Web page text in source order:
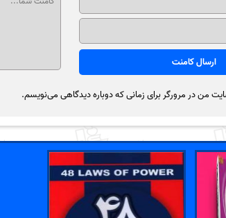
من در مرورگر برای زمانی که دوباره دیدگاهی می‌نویسم.